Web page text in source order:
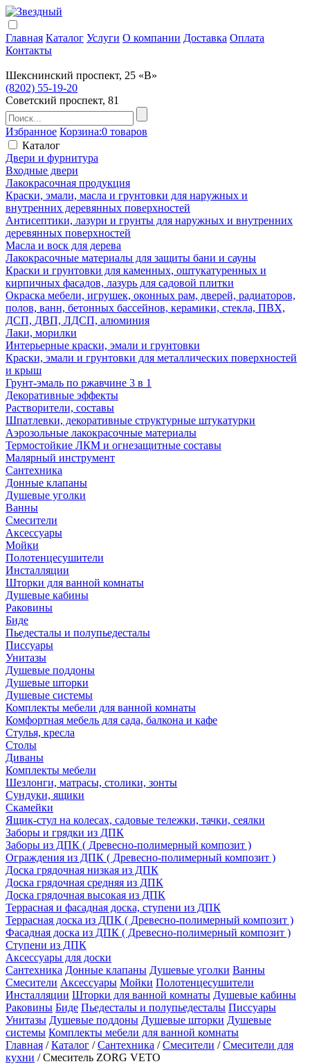
Главная Каталог Услуги О компании Доставка Оплата
Контакты
Шекснинский проспект, 25 «В»
(8202) 55-19-20
Советский проспект, 81
Избранное Корзина:0 товаров
Каталог
Двери и фурнитура
Входные двери
Лакокрасочная продукция
Краски, эмали, масла и грунтовки для наружных и
внутренних деревянных поверхностей
Антисептики, лазури и грунты для наружных и внутренних
деревянных поверхностей
Масла и воск для дерева
Лакокрасочные материалы для защиты бани и сауны
Краски и грунтовки для каменных, оштукатуренных и
кирпичных фасадов, лазурь для садовой плитки
Окраска мебели, игрушек, оконных рам, дверей, радиаторов,
полов, ванн, бетонных бассейнов, керамики, стекла, ПВХ,
ДСП, ДВП, ЛДСП, алюминия
Лаки, морилки
Интерьерные краски, эмали и грунтовки
Краски, эмали и грунтовки для металлических поверхностей
и крыш
Грунт-эмаль по ржавчине 3 в 1
Декоративные эффекты
Растворители, составы
Шпатлевки, декоративные структурные штукатурки
Аэрозольные лакокрасочные материалы
Термостойкие ЛКМ и огнезащитные составы
Малярный инструмент
Сантехника
Донные клапаны
Душевые уголки
Ванны
Смесители
Аксессуары
Мойки
Полотенцесушители
Инсталляции
Шторки для ванной комнаты
Душевые кабины
Раковины
Биде
Пьедесталы и полупьедесталы
Писсуары
Унитазы
Душевые поддоны
Душевые шторки
Душевые системы
Комплекты мебели для ванной комнаты
Комфортная мебель для сада, балкона и кафе
Стулья, кресла
Столы
Диваны
Комплекты мебели
Шезлонги, матрасы, столики, зонты
Сундуки, ящики
Скамейки
Ящик-стул на колесах, садовые тележки, тачки, сеялки
Заборы и грядки из ДПК
Заборы из ДПК ( Древесно-полимерный композит )
Ограждения из ДПК ( Древесно-полимерный композит )
Доска грядочная низкая из ДПК
Доска грядочная средняя из ДПК
Доска грядочная высокая из ДПК
Террасная и фасадная доска, ступени из ДПК
Террасная доска из ДПК ( Древесно-полимерный композит )
Фасадная доска из ДПК ( Древесно-полимерный композит )
Ступени из ДПК
Аксессуары для доски
Сантехника Донные клапаны Душевые уголки Ванны
Смесители Аксессуары Мойки Полотенцесушители
Инсталляции Шторки для ванной комнаты Душевые кабины
Раковины Биде Пьедесталы и полупьедесталы Писсуары
Унитазы Душевые поддоны Душевые шторки Душевые
системы Комплекты мебели для ванной комнаты
Главная / Каталог / Сантехника / Смесители / Смесители для
кухни /Смеситель ZORG VETO